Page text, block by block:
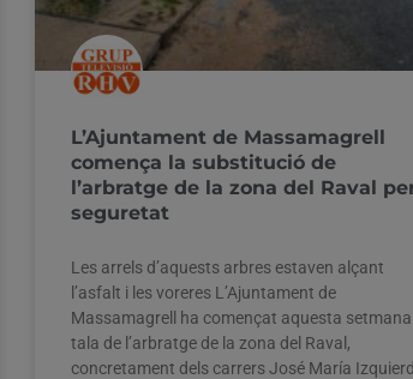
L’Ajuntament de Massamagrell
comença la substitució de
l’arbratge de la zona del Raval
seguretat
Les arrels d’aquests arbres estaven alçant
l’asfalt i les voreres L’Ajuntament de
Massamagrell ha començat aquesta setmana
tala de l’arbratge de la zona del Raval,
concretament dels carrers José María